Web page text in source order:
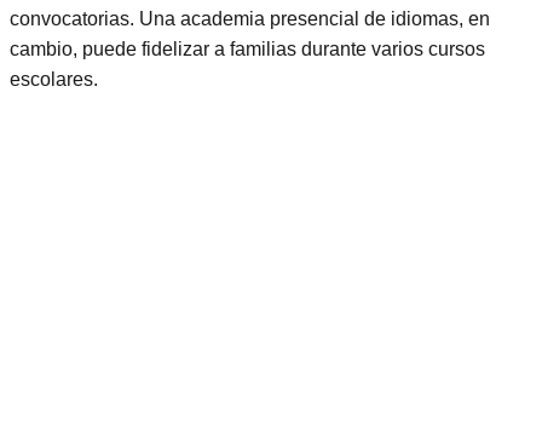
convocatorias. Una academia presencial de idiomas, en
cambio, puede fidelizar a familias durante varios cursos
escolares.